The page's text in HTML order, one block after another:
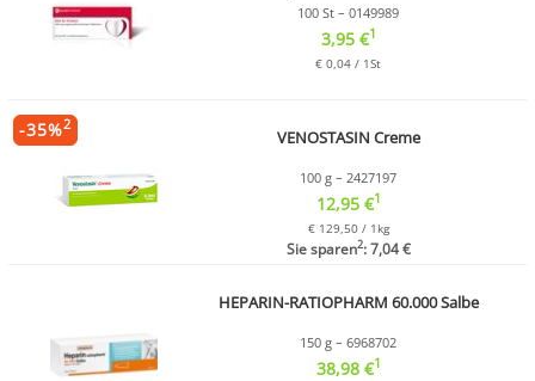
100 St – 0149989
3,95 €1
€ 0,04 / 1St
VENOSTASIN Creme
100 g – 2427197
12,95 €1
€ 129,50 / 1kg
Sie sparen2: 7,04 €
-35%2
HEPARIN-RATIOPHARM 60.000 Salbe
150 g – 6968702
38,98 €1